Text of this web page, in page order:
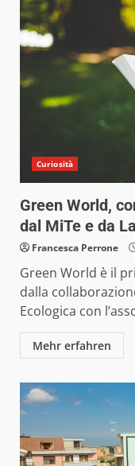
Curiosità
Green World,
dal MiTe e da
Francesca Perrone
Green World è il
dalla
Ecologica con
Mehr erfahren